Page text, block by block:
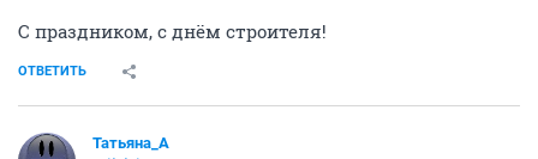
С праздником, с днём строителя!
ОТВЕТИТЬ
Татьяна_А